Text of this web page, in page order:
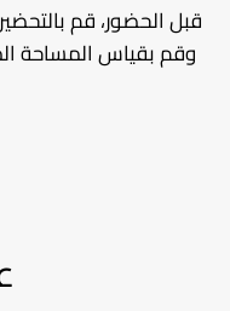
قبل الحضور، قم
وقم بقياس المساحة